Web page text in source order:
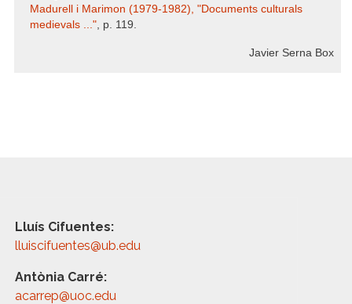
Madurell i Marimon (1979-1982), "Documents culturals
medievals ...", p. 119.
Javier Serna Box
Lluís Cifuentes:
lluiscifuentes@ub.edu
Antònia Carré:
acarrep@uoc.edu